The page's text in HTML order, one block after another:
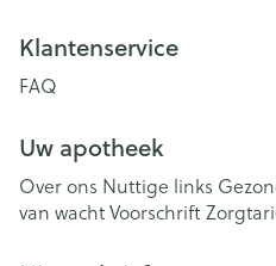
Klantenservice
FAQ
Uw apotheek
Over ons Nuttige links
van wachtVoorschrift